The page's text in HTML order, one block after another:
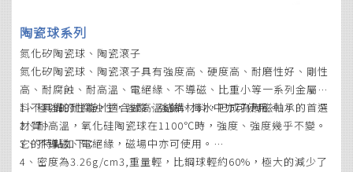
陶瓷球系列
氮化矽陶瓷球、陶瓷滾子
氮化矽陶瓷球、陶瓷滾子具有強度高、硬度高、耐磨性好、剛性
高、耐腐蝕、耐高溫、電絕緣、不導磁、比重小等一系列金屬材
料不具備的性能，適合做高溫結構材料，已成為陶磁軸承的首選
材質。
它的特點如下：
1、極強的耐腐蝕性，強酸、強鹼、海水中亦可使用。
2、耐高溫，氧化硅陶瓷球在1100℃時，強度、強度幾乎不變。
3、不導磁、電絕緣，磁場中亦可使用。
4、密度為3.26g/cm3,重量輕，比鋼球輕約60%，極大的減少了